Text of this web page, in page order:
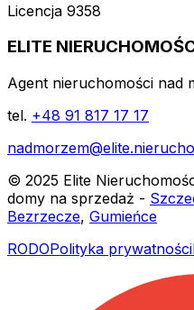
Licencja 9358
ELITE
Agent nieruchomości nad
tel. +48 91 817 17 17
© 2025 Elite
domy na sprzedaż -
Bezrzecze, Gumieńce
RODOPolityka prywatności